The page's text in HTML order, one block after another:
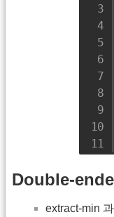
Double-
extract-min